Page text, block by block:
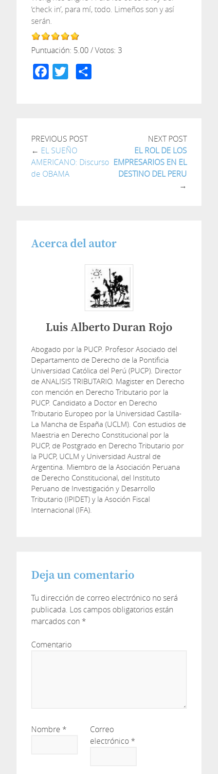
‘check in’, para mí, todo. Limeños son y así
serán.
Puntuación: 5.00/ Votos: 3
Facebook
TwitterCompartir
PREVIOUS POST
← EL SUEÑO
AMERICANO: Discurso
de OBAMA
NEXT POST
EL ROL DE LOS
EMPRESARIOS EN EL
DESTINO DEL PERU
→
Acerca del autor
Luis Alberto Duran Rojo
Abogado por la PUCP. Profesor Asociado del
Departamento de Derecho de la Pontificia
Universidad Católica del Perú (PUCP). Director
de ANALISIS TRIBUTARIO. Magister en Derecho
con mención en Derecho Tributario por la
PUCP. Candidato a Doctor en Derecho
Tributario Europeo por la Universidad Castilla-
La Mancha de España (UCLM). Con estudios de
Maestria en Derecho Constitucional por la
PUCP, de Postgrado en Derecho Tributario por
la PUCP, UCLM y Universidad Austral de
Argentina. Miembro de la Asociación Peruana
de Derecho Constitucional, del Instituto
Peruano de Investigación y Desarrollo
Tributario (IPIDET) y la Asoción Fiscal
Internacional (IFA).
Deja un comentario
Tu dirección de correo electrónico no será
publicada. Los campos obligatorios están
marcados con *
Comentario
Nombre *
Correo
electrónico *